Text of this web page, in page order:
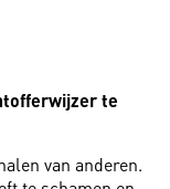
te
van anderen.